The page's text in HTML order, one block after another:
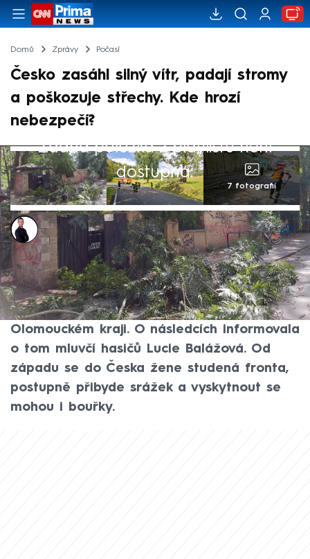
Domů Zprávy Počasí
Česko zasáhl silný vítr, padají stromy
a poškozuje střechy. Kde hrozí
nebezpečí?
Žádná položka z playlistu není
dostupná.
7 fotografií
Václav Černý
28. srp 2025, 19:16
V Česku začalo silně foukat a na mnohých
místech to komplikuje život. V souvislosti se
silným větrem jsou v plném zatížení hasiči v
Olomouckém kraji. O následcích informovala
o tom mluvčí hasičů Lucie Balážová. Od
západu se do Česka žene studená fronta,
postupně přibyde srážek a vyskytnout se
mohou i bouřky.